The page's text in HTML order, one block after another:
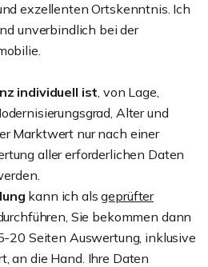
exzellenten Ortskenntnis. Ich
unverbindlich bei der
individuell ist, von Lage,
Alter und
Marktwert nur nach einer
aller erforderlichen Daten
kann ich alsgeprüfter
Sie bekommen dann
20 Seiten Auswertung, inklusive
an die Hand. Ihre Daten